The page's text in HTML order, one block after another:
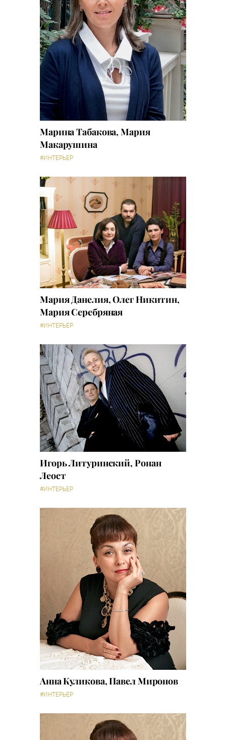
Марина Табакова, Мария
Макарушина
#ИНТЕРЬЕР
Мария Данелия, Олег Никитин,
Мария Серебряная
#ИНТЕРЬЕР
Игорь Литуринский, Ронан
Леост
#ИНТЕРЬЕР
Анна Куликова, Павел Миронов
#ИНТЕРЬЕР